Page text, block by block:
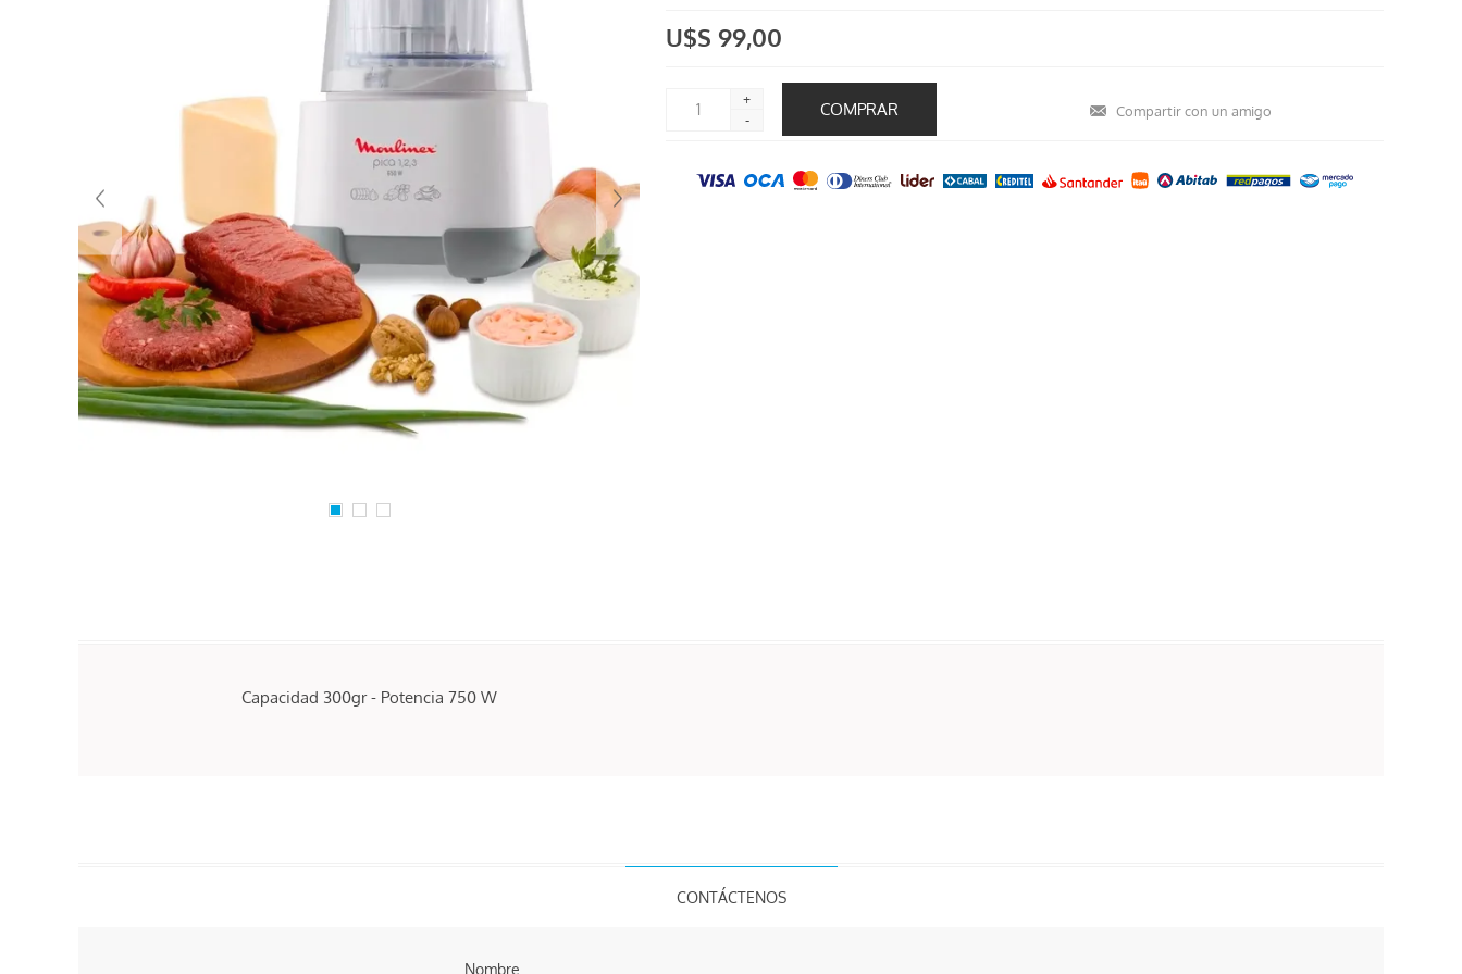
U$S 99,00
+
-
Capacidad 300gr - Potencia 750 W
CONTÁCTENOS
Nombre